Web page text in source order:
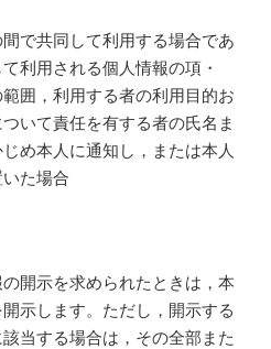
で共同して利用する場合であ
利用される個人情報の項・
囲，利用する者の利用目的お
いて責任を有する者の氏名ま
め本人に通知し，または本人
た場合
開示を求められたときは，本
示します。ただし，開示する
当する場合は，その全部また